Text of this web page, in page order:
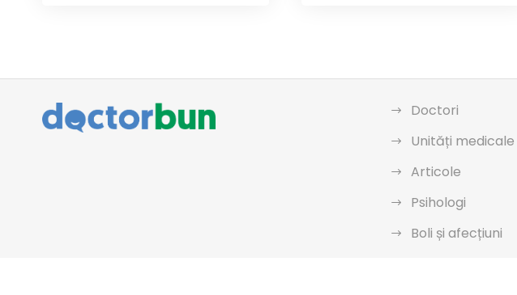
Doctori
Unități medicale
Articole
Psihologi
Boli și afecțiuni